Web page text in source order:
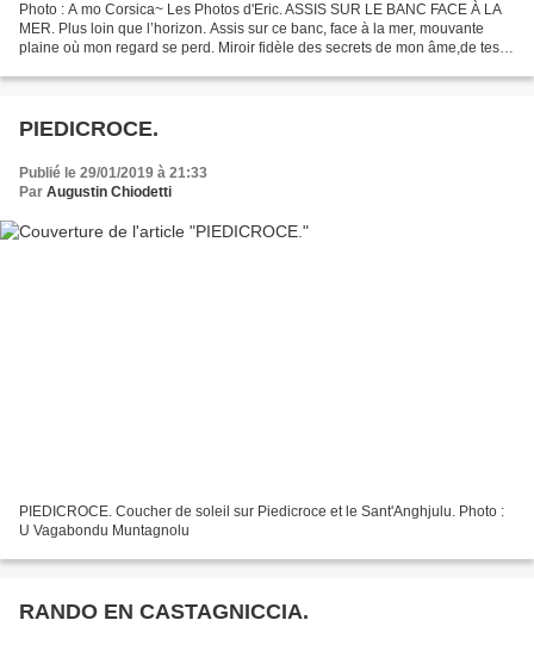
Photo : A mo Corsica~ Les Photos d'Eric. ASSIS SUR LE BANC FACE À LA
MER. Plus loin que l’horizon. Assis sur ce banc, face à la mer, mouvante
plaine où mon regard se perd. Miroir fidèle des secrets de mon âme,de tes
PIEDICROCE.
Publié le 29/01/2019 à 21:33
Par Augustin Chiodetti
PIEDICROCE. Coucher de soleil sur Piedicroce et le Sant'Anghjulu. Photo :
U Vagabondu Muntagnolu
RANDO EN CASTAGNICCIA.